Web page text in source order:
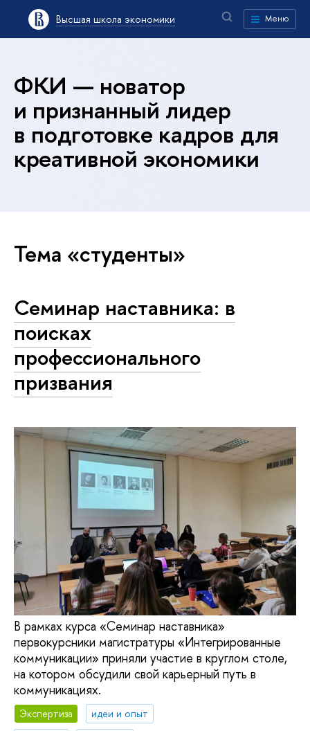
Высшая школа экономики Меню
ФКИ — новатор
и признанный лидер
в подготовке кадров для
креативной экономики
Тема «студенты»
Семинар наставника: в
поисках
профессионального
призвания
В рамках курса «Семинар наставника»
первокурсники магистратуры «Интегрированные
коммуникации» приняли участие в круглом столе,
на котором обсудили свой карьерный путь в
коммуникациях.
Экспертиза
идеи и опыт